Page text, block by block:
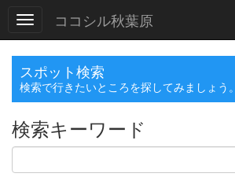
ココシル秋葉原
スポット検索
検索で行きたいところを探してみましょう。
検索キーワード